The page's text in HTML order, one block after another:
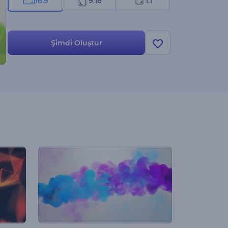
Şi̇mdi̇ Oluştur